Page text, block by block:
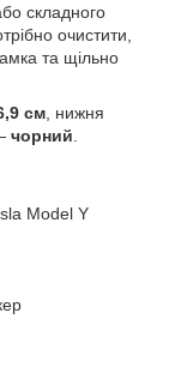
складного
очистити,
та щільно
см , нижня
чорний
Model Y